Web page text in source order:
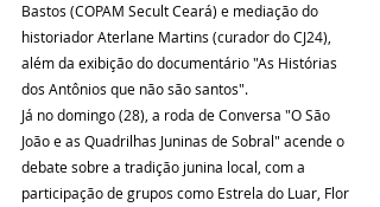
Bastos (COPAM Secult Ceará) e mediação do
historiador Aterlane Martins (curador do CJ24),
além da exibição do documentário "As Histórias
dos Antônios que não são santos".
Já no domingo (28), a roda de Conversa "O São
João e as Quadrilhas Juninas de Sobral" acende o
debate sobre a tradição junina local, com a
participação de grupos como Estrela do Luar, Flor